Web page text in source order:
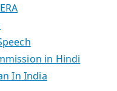
in Hindi
In India